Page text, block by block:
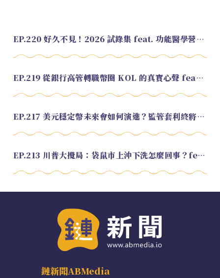
EP.220 好久不見！2026 試錄集 feat. 功能醫學營養師 美寶
EP.219 從銀行高管轉職幣圈 KOL 的真實心聲 feat.龜大
EP.217 美元穩定幣未來會如何演進？監管套利終將收斂？feat. 研究員 余哲安
EP.213 川普大攪局：袋鼠市上沖下洗怎麼回事？feat. Alvin
鏈新聞ABMedia